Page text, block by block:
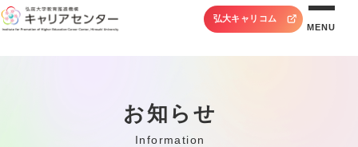
弘大キャリコム
MENU
お知らせ
Information